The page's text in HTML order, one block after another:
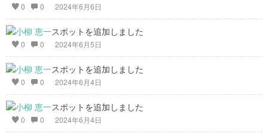
0 0 2024年6月6日
スポットを追加しました
0 0 2024年6月5日
スポットを追加しました
0 0 2024年6月4日
スポットを追加しました
0 0 2024年6月4日